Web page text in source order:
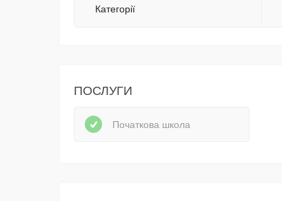
Категорії
ПОСЛУГИ
Початкова школа